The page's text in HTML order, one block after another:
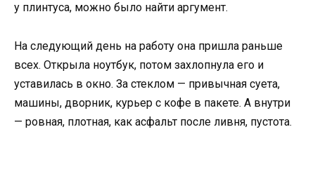
у плинтуса, можно было найти аргумент.
На следующий день на работу она пришла раньше
всех. Открыла ноутбук, потом захлопнула его и
уставилась в окно. За стеклом — привычная суета,
машины, дворник, курьер с кофе в пакете. А внутри
— ровная, плотная, как асфальт после ливня, пустота.